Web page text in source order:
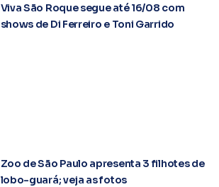
Viva São Roque segue até 16/08 com
shows de Di Ferreiro e Toni Garrido
Zoo de São Paulo apresenta 3 filhotes de
lobo-guará; veja as fotos